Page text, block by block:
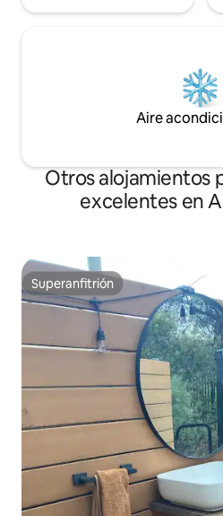
Aire
Otros alojamientos
excelentes en
Superanfitrión
Superanfitrión